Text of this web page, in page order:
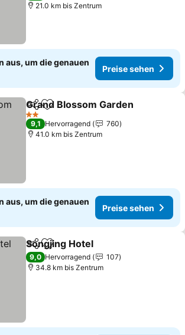
21.0 km bis Zentrum
aus, um die genauen
Preise sehen
TeilenZu Favoriten hinzufügen
Grand Blossom Garden
2 Sterne
9,1 Hervorragend
760
41.0 km bis Zentrum
aus, um die genauen
Preise sehen
TeilenZu Favoriten hinzufügen
Songjing Hotel
9,0 Hervorragend
107
34.8 km bis Zentrum